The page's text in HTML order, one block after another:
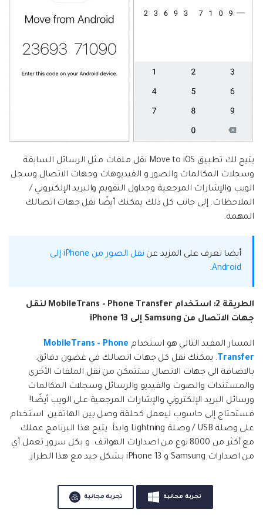
يتيح لك تطبيق Move to iOS نقل ملفات مثل الرسائل السابقة
وسجلات المكالمات والصور و الفيديوهات وجهات الاتصال وسجل
الويب والإشارات المرجعية وجداول التقويم والبريد الإلكتروني /
الملاحظات. إلى جانب كل ذلك يمكنك أيضًا نقل جهات اتصالك
المهمة.
أيضا تعرف على المزيد عن
نقل الصور من iPhone إلى
Android
.
الطريقة 2: استخدام MobileTrans - Phone Transfer لنقل
جهات الاتصال من Samsung إلى iPhone 13
المسار المفيد التالي هو استخدام MobileTrans - Phone
Transfer . يمكنك نقل كل جهات اتصالك في غضون دقائق.
بالاضافة الى جهات الاتصال ستتمكن من نقل الملفات الأخرى
والمستندات والصوت والفيديو والرسائل وسجلات المكالمات
ورسائل البريد الإلكتروني والإشارات المرجعية على الويب أيضًا!
فستحتاج إلى حاسوب ليعمل كحلقة وصل بين الهاتفين. استخدام
على وصلة USB / وصلة Lightning وابدأ. يتيح هذا البرنامج عملك
مع أكثر من 8000 نوع من اصدارات الهواتف. و بكل سرور تعمل أي
من اصدارات Samsung و iPhone 13 بشكل جيد مع هذا الطراز.
تجربة مجانية تجربة مجانية